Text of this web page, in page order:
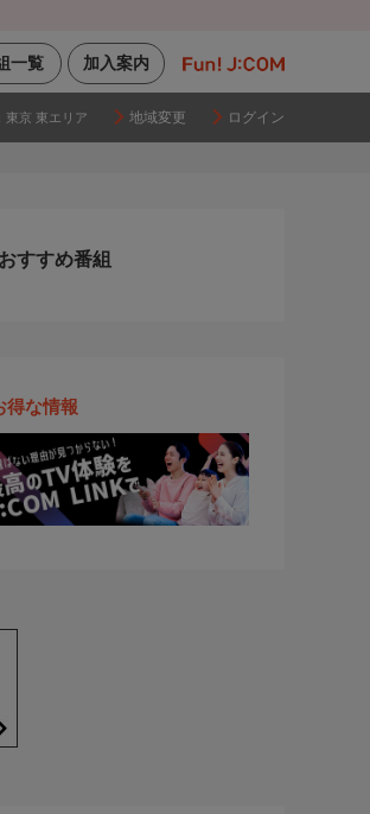
加入案内
一覧
東京 東エリア 地域変更 ログイン
すすめ番組
得な情報